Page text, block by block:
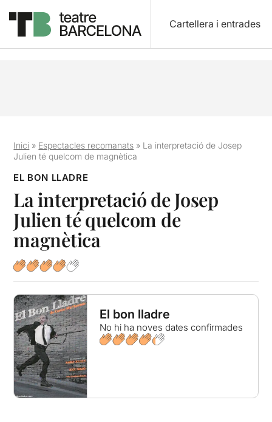
Cartellera i entrades
Inici » Espectacles recomanats » La interpretació de Josep
Julien té quelcom de magnètica
EL BON LLADRE
La interpretació de Josep
Julien té quelcom de
magnètica
El bon lladre
No hi ha noves dates confirmades